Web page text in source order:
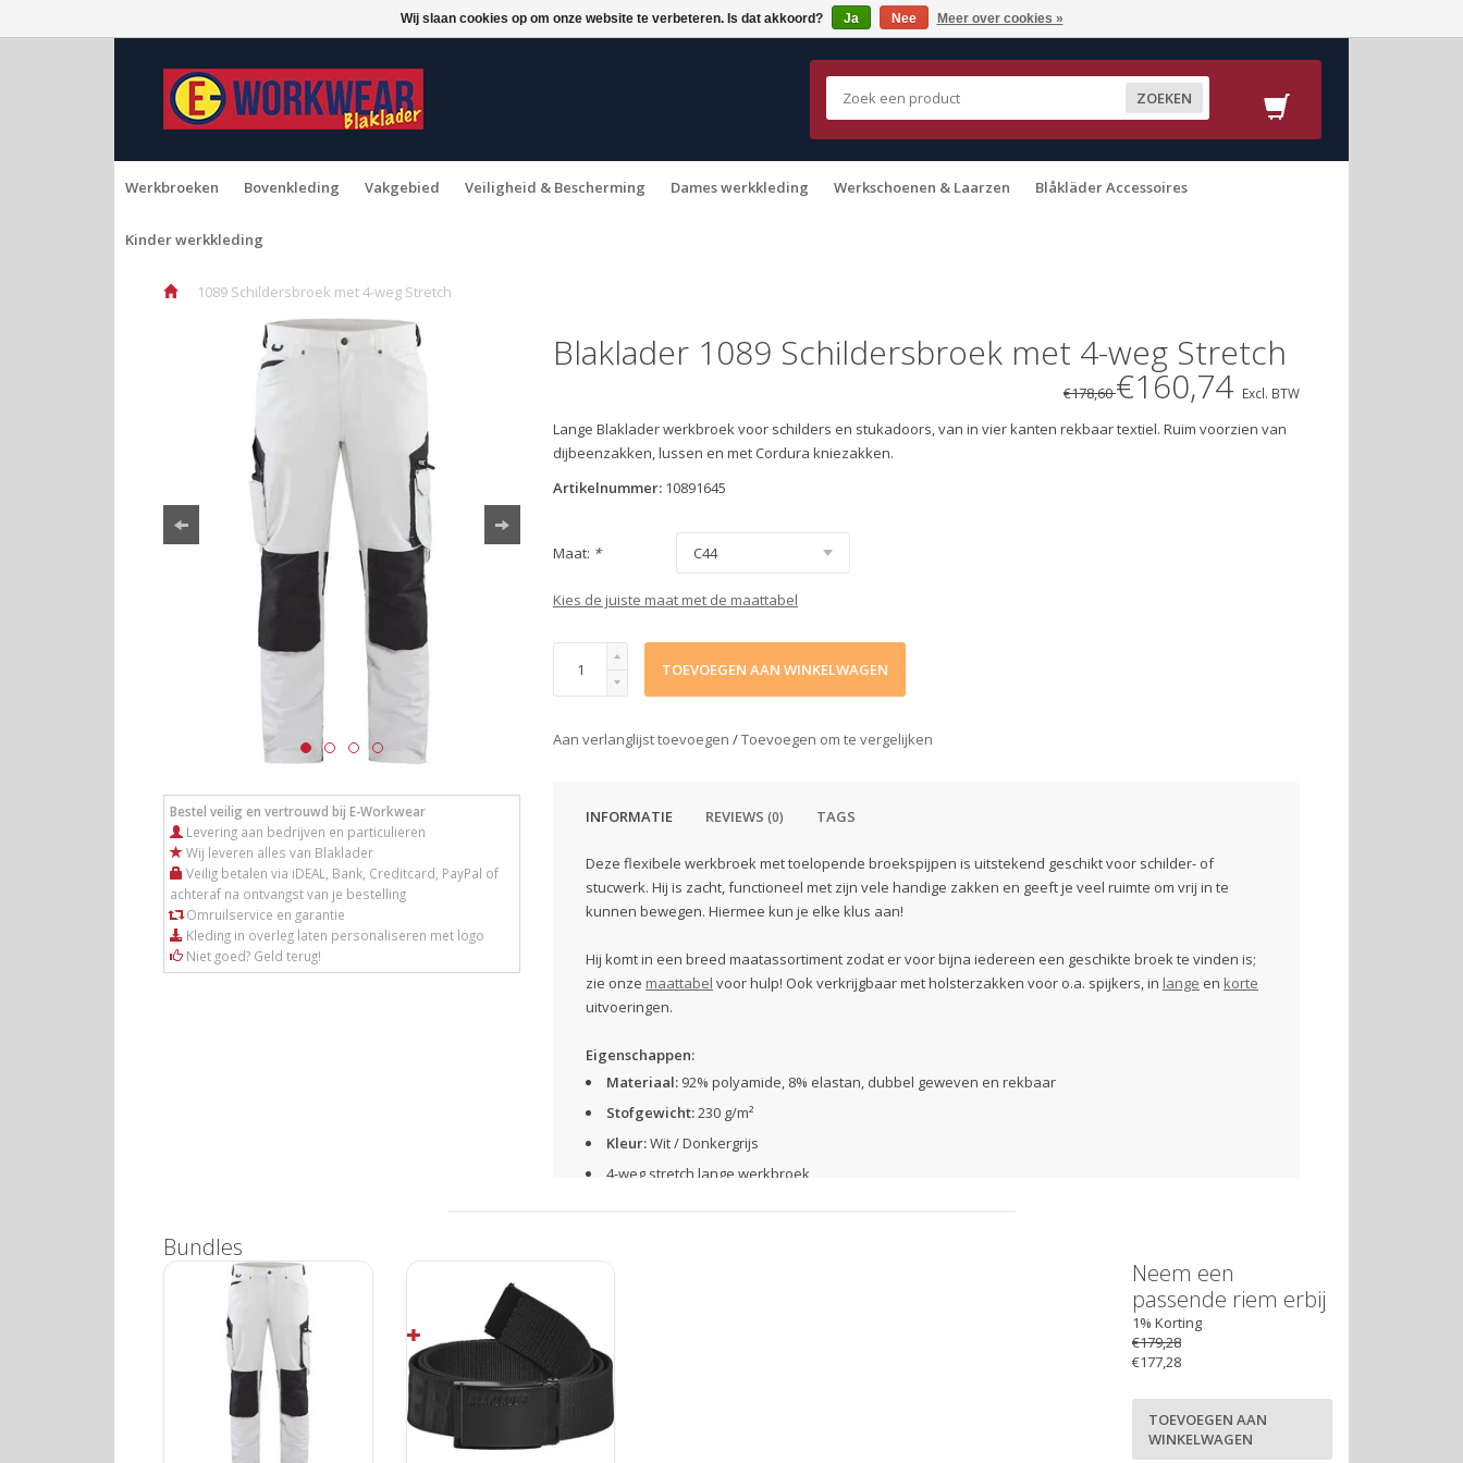
ZOEKEN
Werkbroeken Bovenkleding Vakgebied Veiligheid & Bescherming Dames werkkleding Werkschoenen & Laarzen Blåkläder Accessoires
Kinder werkkleding
1089 Schildersbroek met 4-weg Stretch
Bestel veilig en vertrouwd bij E-Workwear
Levering aan bedrijven en particulieren
Wij leveren alles van Blaklader
Veilig betalen via iDEAL, Bank, Creditcard, PayPal of
achteraf na ontvangst van je bestelling
Omruilservice en garantie
Kleding in overleg laten personaliseren met logo
Niet goed? Geld terug!
Blaklader 1089 Schildersbroek met 4-weg Stretch
€178,60€160,74 Excl. BTW
Lange Blaklader werkbroek voor schilders en stukadoors, van in vier kanten rekbaar textiel. Ruim voorzien van
dijbeenzakken, lussen en met Cordura kniezakken.
Artikelnummer: 10891645
Maat: *
Kies de juiste maat met de maattabel
TOEVOEGEN AAN WINKELWAGEN
Aan verlanglijst toevoegen /Toevoegen om te vergelijken
INFORMATIE REVIEWS (0) TAGS
Deze flexibele werkbroek met toelopende broekspijpen is uitstekend geschikt voor schilder- of
stucwerk. Hij is zacht, functioneel met zijn vele handige zakken en geeft je veel ruimte om vrij in te
kunnen bewegen. Hiermee kun je elke klus aan!
Hij komt in een breed maatassortiment zodat er voor bijna iedereen een geschikte broek te vinden is;
zie onze maattabel voor hulp! Ook verkrijgbaar met holsterzakken voor o.a. spijkers, in lange en korte
uitvoeringen.
Eigenschappen:
Materiaal: 92% polyamide, 8% elastan, dubbel geweven en rekbaar
Stofgewicht:230 g/m²
Kleur:Wit / Donkergrijs
4-weg stretch lange werkbroek
Geventileerde knieholtes
Bundles
Neem een
passende riem erbij
1% Korting
€179,28
€177,28
TOEVOEGEN AAN
WINKELWAGEN
Wij slaan cookies op om onze website te verbeteren. Is dat akkoord? Ja Nee Meer over cookies »